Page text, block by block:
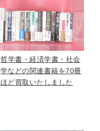
哲学書・経済学書・社会
学などの関連書籍を70冊
ほど買取いたしました